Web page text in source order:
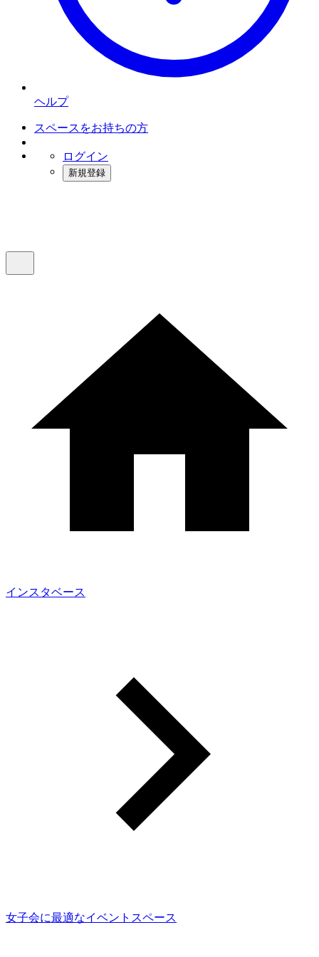
ヘルプ
スペースをお持ちの方
ログイン
新規登録
インスタベース
女子会に最適なイベントスペース